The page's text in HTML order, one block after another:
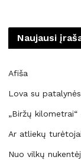
Naujausi
Afiša
Lova su
„Biržų
Ar atliekų
Nuo vilkų